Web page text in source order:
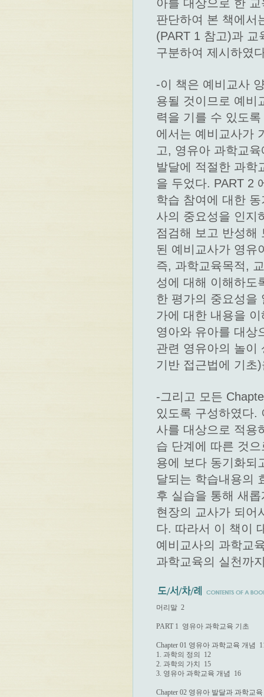
아를 대상으로 한
판단하여 본 책에서
(PART 1 참고)과
구분하여 제시하였
-이 책은 예비교사
용될 것이므로 예비
력을 기를 수 있도
에서는 예비교사가
고, 영유아 과학교
발달에 적절한 과학
을 두었다. PART 2
학습 참여에 대한
사의 중요성을 인지
점검해 보고 반성해
된 예비교사가 영유
즉, 과학교육목적,
성에 대해 이해하도
한 평가의 중요성을
가에 대한 내용을
영아와 유아를 대상
관련 영유아의 놀이
기반 접근법에 기초
-그리고 모든
있도록 구성하였다.
사를 대상으로 적용
습 단계에 따른 것
용에 보다 동기화되
달되는 학습내용의
후 실습을 통해 새
현장의 교사가 되어
다. 따라서 이 책이
예비교사의 과학교
과학교육의 실천까
머리말  2
PART 1  영유아 과학교육 기초
Chapter 01 영유아 과학교육 개념
1. 과학의 정의  12
2. 과학의 가치  15
3. 영유아 과학교육 개념  16
Chapter 02 영유아 발달과 과학교육